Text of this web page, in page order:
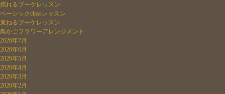
揺れるブーケレッスン
ベーシックclassレッスン
束ねるブーケレッスン
鳥かごフラワーアレンジメント
2026年7月
2026年6月
2026年5月
2026年4月
2026年3月
2026年2月